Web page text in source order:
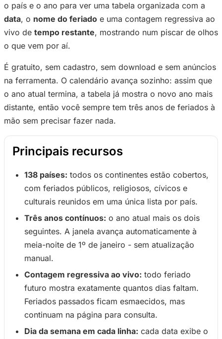
o país e o ano para ver uma tabela organizada com a
data, o nome do feriado e uma contagem regressiva ao
vivo de tempo restante, mostrando num piscar de olhos
o que vem por aí.
É gratuito, sem cadastro, sem download e sem anúncios
na ferramenta. O calendário avança sozinho: assim que
o ano atual termina, a tabela já mostra o novo ano mais
distante, então você sempre tem três anos de feriados à
mão sem precisar fazer nada.
Principais recursos
138 países: todos os continentes estão cobertos,
com feriados públicos, religiosos, cívicos e
culturais reunidos em uma única lista por país.
Três anos contínuos: o ano atual mais os dois
seguintes. A janela avança automaticamente à
meia-noite de 1º de janeiro - sem atualização
manual.
Contagem regressiva ao vivo: todo feriado
futuro mostra exatamente quantos dias faltam.
Feriados passados ficam esmaecidos, mas
continuam na página para consulta.
Dia da semana em cada linha: cada data exibe o